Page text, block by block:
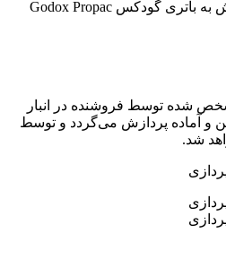
کابل اتصال فلاش به باتری گودکس Godox Propac
شده توسط فروشنده در انبار
و آماده پردازش می‌گردد و توسط
شد.